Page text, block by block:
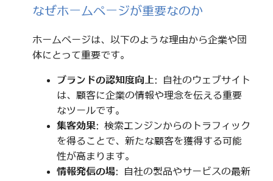
なぜホームページが重要なのか
ホームページは、以下のような理由から企業や団
体にとって重要です。
ブランドの認知度向上: 自社のウェブサイト
は、顧客に企業の情報や理念を伝える重要
なツールです。
集客効果: 検索エンジンからのトラフィック
を得ることで、新たな顧客を獲得する可能
性が高まります。
情報発信の場: 自社の製品やサービスの最新